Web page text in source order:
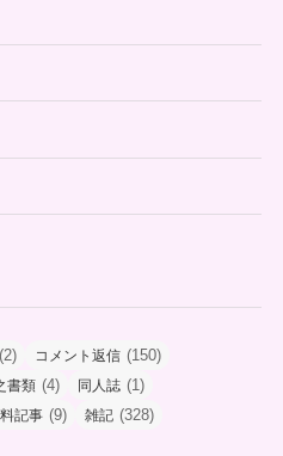
(2) コメント返信 (150)
書類 (4) 同人誌 (1)
記事 (9) 雑記 (328)